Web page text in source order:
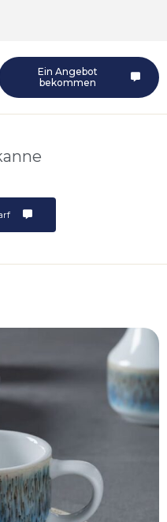
Ein Angebot
bekommen